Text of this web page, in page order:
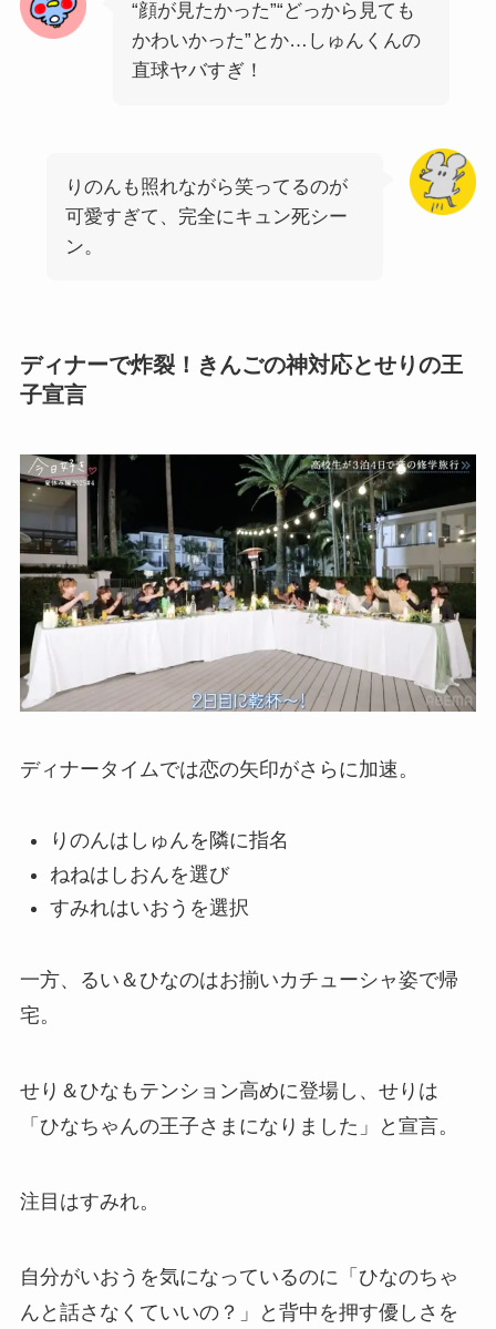
“顔が見たかった”“どっから見ても
かわいかった”とか…しゅんくんの
直球ヤバすぎ！
りのんも照れながら笑ってるのが
可愛すぎて、完全にキュン死シー
ン。
ディナーで炸裂！きんごの神対応とせりの王
子宣言
ディナータイムでは恋の矢印がさらに加速。
りのんはしゅんを隣に指名
ねねはしおんを選び
すみれはいおうを選択
一方、るい＆ひなのはお揃いカチューシャ姿で帰
宅。
せり＆ひなもテンション高めに登場し、せりは
「ひなちゃんの王子さまになりました」と宣言。
注目はすみれ。
自分がいおうを気になっているのに「ひなのちゃ
んと話さなくていいの？」と背中を押す優しさを